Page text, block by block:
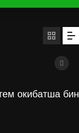
окибатша бин